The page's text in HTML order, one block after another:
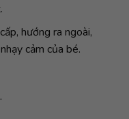
hướng ra ngoài,
cảm của bé.